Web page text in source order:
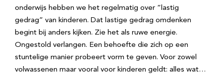
onderwijs hebben we het regelmatig over “lastig
gedrag” van kinderen. Dat lastige gedrag omdenken
begint bij anders kijken. Zie het als ruwe energie.
Ongestold verlangen. Een behoefte die zich op een
stuntelige manier probeert vorm te geven. Voor zowel
volwassenen maar vooral voor kinderen geldt: alles wat…